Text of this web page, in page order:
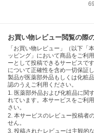
69
お買い物レビュー閲覧の際
「お買い物レビュー」（以下「
ッピング」において商品をご利
ーとして投稿できるサービスで
について正確性を含め一切保証
製品が医薬部外品もしくは化粧
認のうえご利用ください。
1. 医薬部外品および化粧品に関
れています。本サービスをご利
さい。
2. 本サービスのレビュー投稿者
せん。
3. 投稿されたレビューは主観的